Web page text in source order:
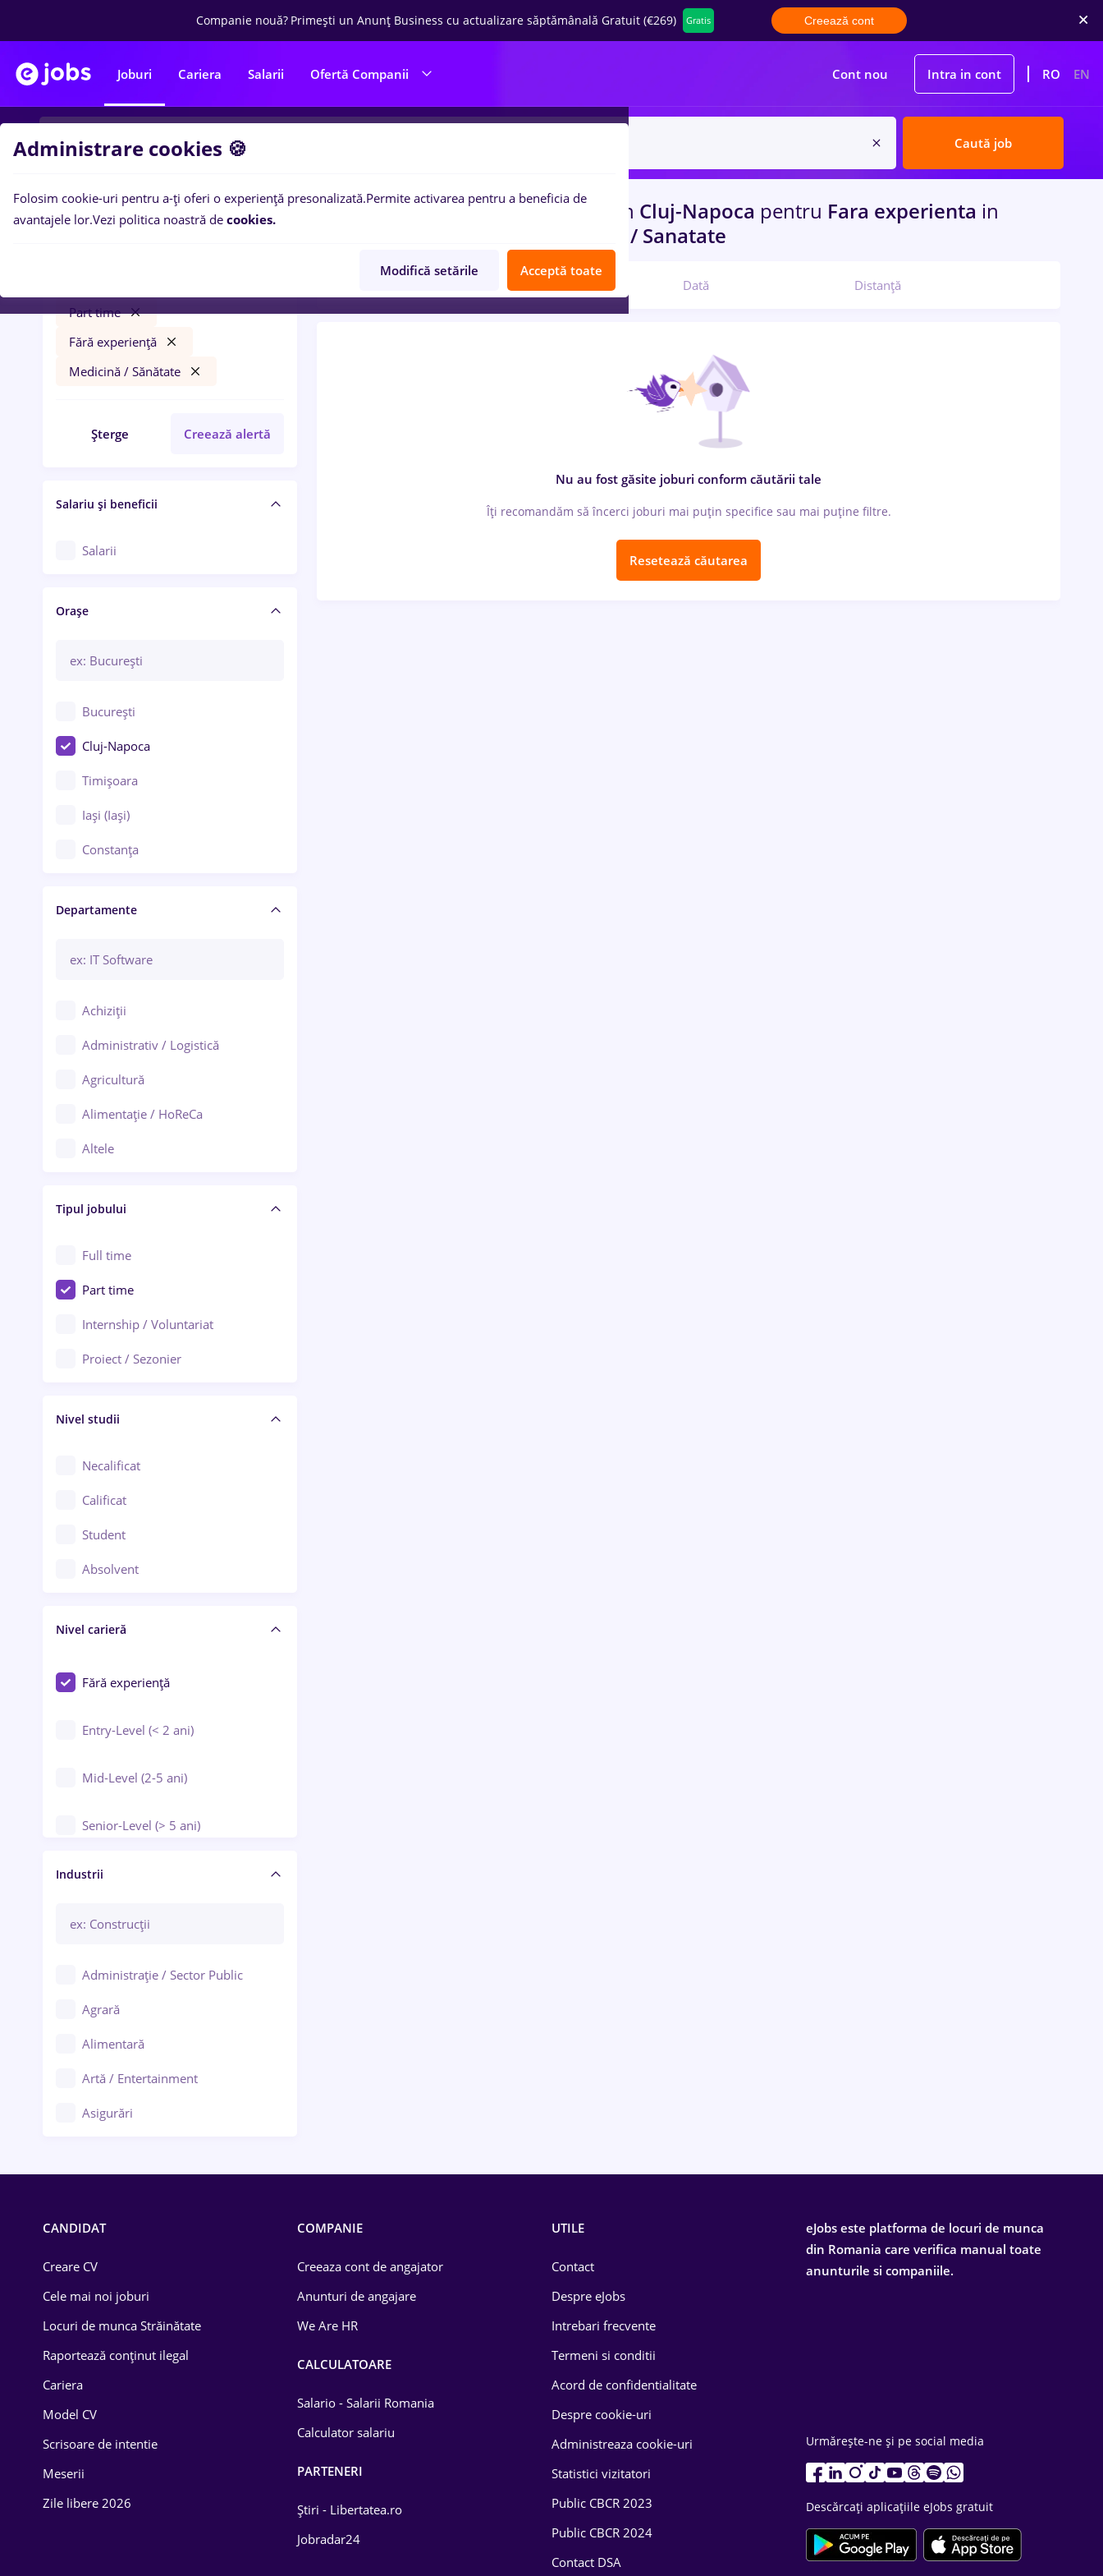
Companie nouă? Primești un Anunț Business cu actualizare săptămânală Gratuit (€269) Gratis Creează cont
Joburi Cariera Salarii Ofertă Companii Cont nou Intra in cont RO EN
Caută job
Filtre
Part time
Fără experiență
Medicină / Sănătate
Șterge Creează alertă
Salariu și beneficii
Salarii
Orașe
București
Cluj-Napoca
Timișoara
Iași (Iași)
Constanța
Brașov
Bacău
Galați (Galați)
Ploiești
Arad
Baia Mare
Bârlad
Bistrița (Bistrița-Năsăud)
Departamente
Achiziții
Administrativ / Logistică
Agricultură
Alimentație / HoReCa
Altele
Asigurări
Au pair / Babysitter / Curățenie
Audit / Consultanță
Auto / Echipamente
Automatizări
Cercetare - dezvoltare
Chimie / Biochimie
Confecții / Design vestimentar
Construcții / Instalații
Controlul calității
Educație / Training / Arte
Tipul jobului
Full time
Part time
Internship / Voluntariat
Proiect / Sezonier
Nivel studii
Necalificat
Calificat
Student
Absolvent
Nivel carieră
Fără experiență
Entry-Level (< 2 ani)
Mid-Level (2-5 ani)
Senior-Level (> 5 ani)
Manager / Executiv
Industrii
Administrație / Sector Public
Agrară
Alimentară
Artă / Entertainment
Asigurări
Drept
Educație / Training
Energetică
Farma
0locuri de muncagfk, Part time in Cluj-Napoca pentru Fara experienta in
Transport / Distributie, Medicina / Sanatate
Relevanță Dată Distanță
Nu au fost găsite joburi conform căutării tale
Îți recomandăm să încerci joburi mai puțin specifice sau mai puține filtre.
Resetează căutarea
CANDIDAT
Creare CV
Cele mai noi joburi
Locuri de munca Străinătate
Raportează conținut ilegal
Cariera
Model CV
Scrisoare de intentie
Meserii
Zile libere 2026
COMPANIE
Creeaza cont de angajator
Anunturi de angajare
We Are HR
CALCULATOARE
Salario - Salarii Romania
Calculator salariu
PARTENERI
Știri - Libertatea.ro
Jobradar24
UTILE
Contact
Despre eJobs
Intrebari frecvente
Termeni si conditii
Acord de confidentialitate
Despre cookie-uri
Administreaza cookie-uri
Statistici vizitatori
Public CBCR 2023
Public CBCR 2024
Contact DSA
eJobs este platforma de locuri de munca
din Romania care verifica manual toate
anunturile si companiile.
Urmărește-ne și pe social media
Descărcați aplicațiile eJobs gratuit
Administrare cookies 🍪
Folosim cookie-uri pentru a-ți oferi o experiență presonalizată.Permite activarea pentru a beneficia de
avantajele lor.Vezi politica noastră de cookies.
Modifică setările Acceptă toate